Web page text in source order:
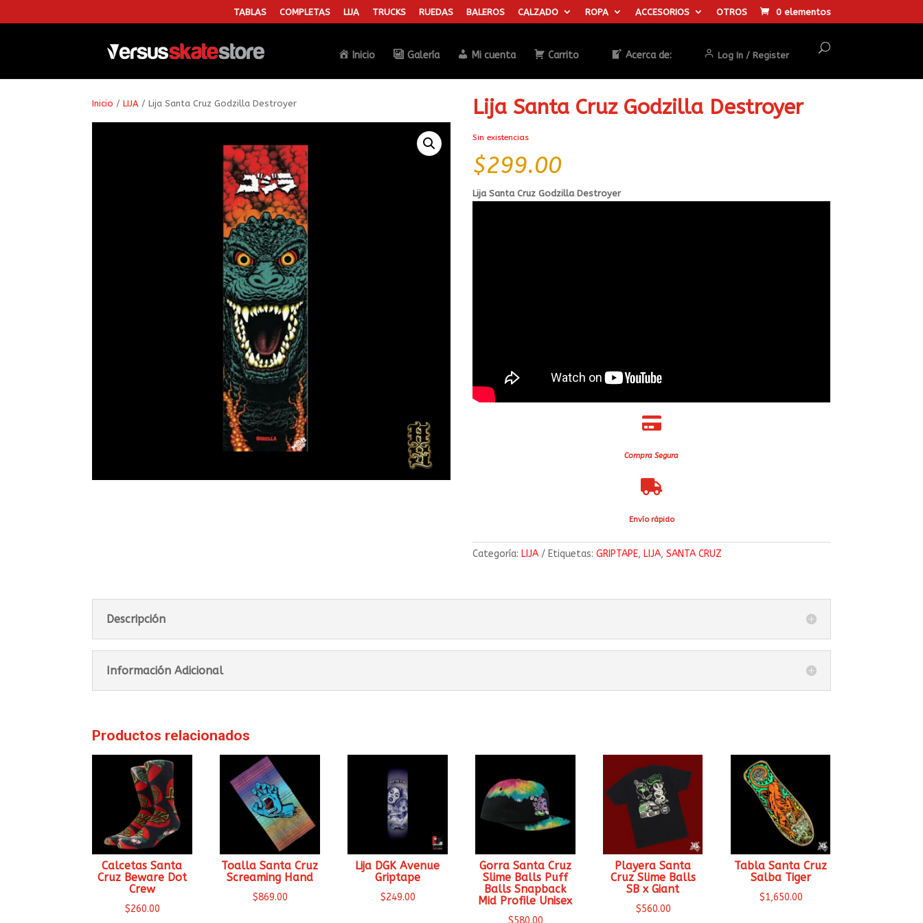
TABLAS COMPLETAS LIJA TRUCKS RUEDAS BALEROS CALZADO ROPA ACCESORIOS OTROS 0 elementos
Inicio Galería Mi cuenta Carrito Acerca de: Log In / Register
Búsqueda
Inicio /LIJA / Lija Santa Cruz Godzilla Destroyer Lija Santa Cruz Godzilla Destroyer
Sin existencias
$299.00
Lija Santa Cruz Godzilla Destroyer

Compra Segura

Envío rápido
Categoría: LIJA Etiquetas:GRIPTAPE, LIJA,SANTA CRUZ
Descripción
Información Adicional
Productos relacionados
Calcetas Santa
Cruz Beware Dot
Crew
$260.00
Toalla Santa Cruz
Screaming Hand
$869.00
Lija DGK Avenue
Griptape
$249.00
Gorra Santa Cruz
Slime Balls Puff
Balls Snapback
Mid Profile Unisex
$580.00
Playera Santa
Cruz Slime Balls
SB x Giant
$560.00
Tabla Santa Cruz
Salba Tiger
$1,650.00